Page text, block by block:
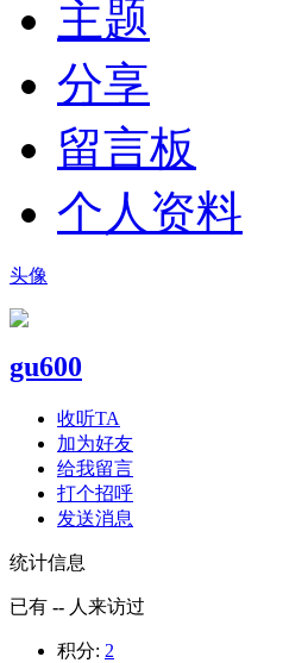
主题
分享
留言板
个人资料
头像
gu600
收听TA
加为好友
给我留言
打个招呼
发送消息
统计信息
已有 -- 人来访过
积分: 2